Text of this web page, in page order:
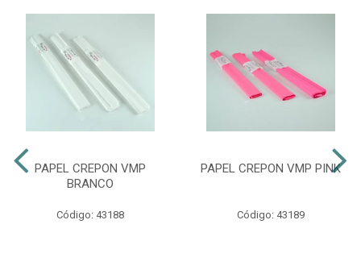
PAPEL CREPON VMP
BRANCO
Código: 43188
PAPEL CREPON VMP PINK
Código: 43189